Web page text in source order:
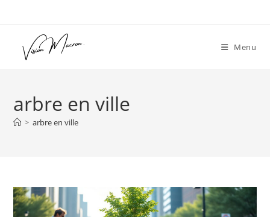
Menu
arbre en ville
> arbre en ville